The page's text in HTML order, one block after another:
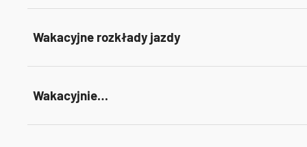
Wakacyjne rozkłady jazdy
Wakacyjnie…